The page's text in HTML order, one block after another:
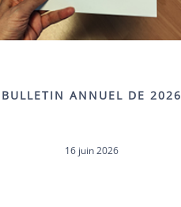
BULLETIN ANNUEL DE 2026
16 juin 2026